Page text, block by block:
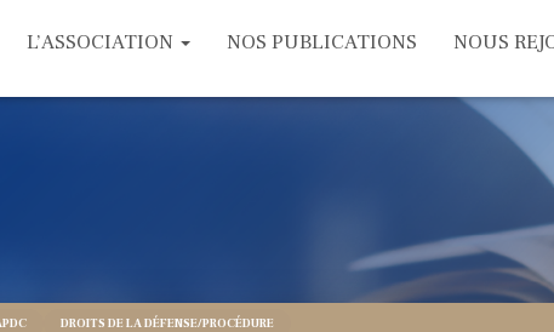
L’ASSOCIATION NOS PUBLICATIONS NOUS
DROITS DE LA DÉFENSE/PROCÉDURE